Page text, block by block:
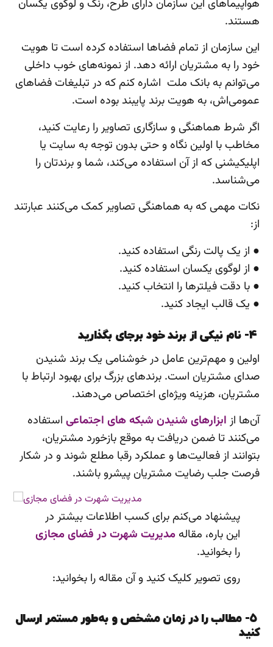
هواپیماهای این سازمان دارای طرح، رنگ و لوگوی یکسان
هستند.
این سازمان از تمام فضاها استفاده کرده است تا هویت
خود را به مشتریان ارائه دهد. از نمونه‌های خوب داخلی
می‌توانم به بانک ملت اشاره کنم که در تبلیغات فضاهای
عمومی‌اش، به هویت برند پایبند بوده است.
اگر شرط هماهنگی و سازگاری تصاویر را رعایت کنید،
مخاطب با اولین نگاه و حتی بدون توجه به سایت یا
اپلیکیشنی که از آن استفاده می‌کند، شما و برندتان را
می‌شناسد.
نکات مهمی که به هماهنگی تصاویر کمک می‌کنند عبارتند
از:
● از یک پالت رنگی استفاده کنید.
● از لوگوی یکسان استفاده کنید.
● با دقت فیلترها را انتخاب کنید.
● یک قالب ایجاد کنید.
4- نام نیکی از برند خود برجای بگذارید
اولین و مهم‌ترین عامل در خوشنامی یک برند شنیدن
صدای مشتریان است. برندهای بزرگ برای بهبود ارتباط با
مشتریان، هزینه ویژه‌ای اختصاص می‌دهند.
آن‌ها از ابزارهای شنیدن شبکه های اجتماعیاستفاده
می‌کنند تا ضمن دریافت به موقع بازخورد مشتریان،
بتوانند از فعالیت‌ها و عملکرد رقبا مطلع شوند و در شکار
فرصت جلب رضایت مشتریان پیشرو باشند.
پیشنهاد می‌کنم برای کسب اطلاعات بیشتر در
این باره، مقاله مدیریت شهرت در فضای مجازی
را بخوانید.
روی تصویر کلیک کنید و آن مقاله را بخوانید:
5- مطالب را در زمان مشخص و به‌طور مستمر ارسال
کنید